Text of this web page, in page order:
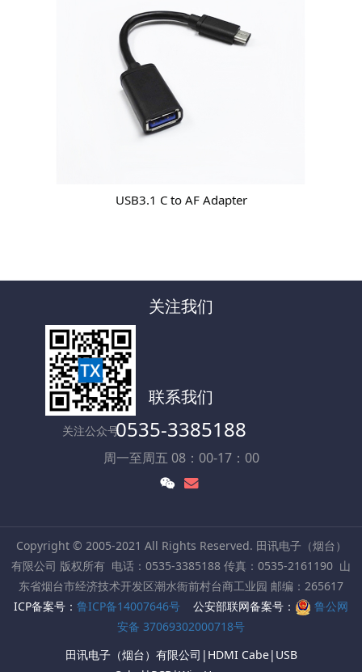
USB3.1 C to AF Adapter
关注我们
关注公众号
联系我们
0535-3385188
周一至周五 08：00-17：00
Copyright © 2005-2021 All Rights Reserved. 田讯电子（烟台）
有限公司 版权所有 电话：0535-3385188 传真：0535-2161190 山
东省烟台市经济技术开发区潮水衙前村台商工业园 邮编：265617
ICP备案号： 鲁ICP备14007646号 公安部联网备案号：
鲁公网
安备 37069302000718号
田讯电子（烟台）有限公司|HDMI Cabe|USB